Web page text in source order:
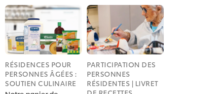
RÉSIDENCES POUR
PERSONNES ÂGÉES :
SOUTIEN CULINAIRE
PARTICIPATION DES
PERSONNES
RÉSIDENTES | LIVRET
DE RECETTES